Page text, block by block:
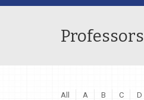
Professors
All A B C D